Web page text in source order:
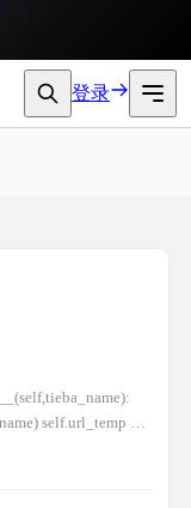
登录
self.url_temp =